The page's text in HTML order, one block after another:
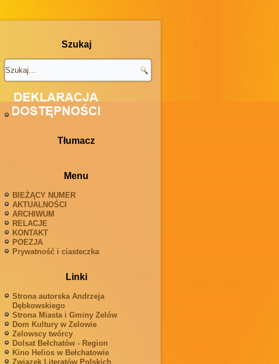
Szukaj
Tłumacz
Menu
BIEŻĄCY NUMER
AKTUALNOŚCI
ARCHIWUM
RELACJE
KONTAKT
POEZJA
Prywatność i ciasteczka
Linki
Strona autorska Andrzeja
Dębkowskiego
Strona Miasta i Gminy Zelów
Dom Kultury w Zelowie
Zelowscy twórcy
Dolsat Bełchatów - Region
Kino Helios w Bełchatowie
Związek Literatów Polskich